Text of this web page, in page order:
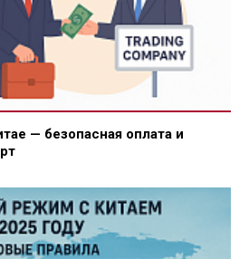
— безопасная оплата и